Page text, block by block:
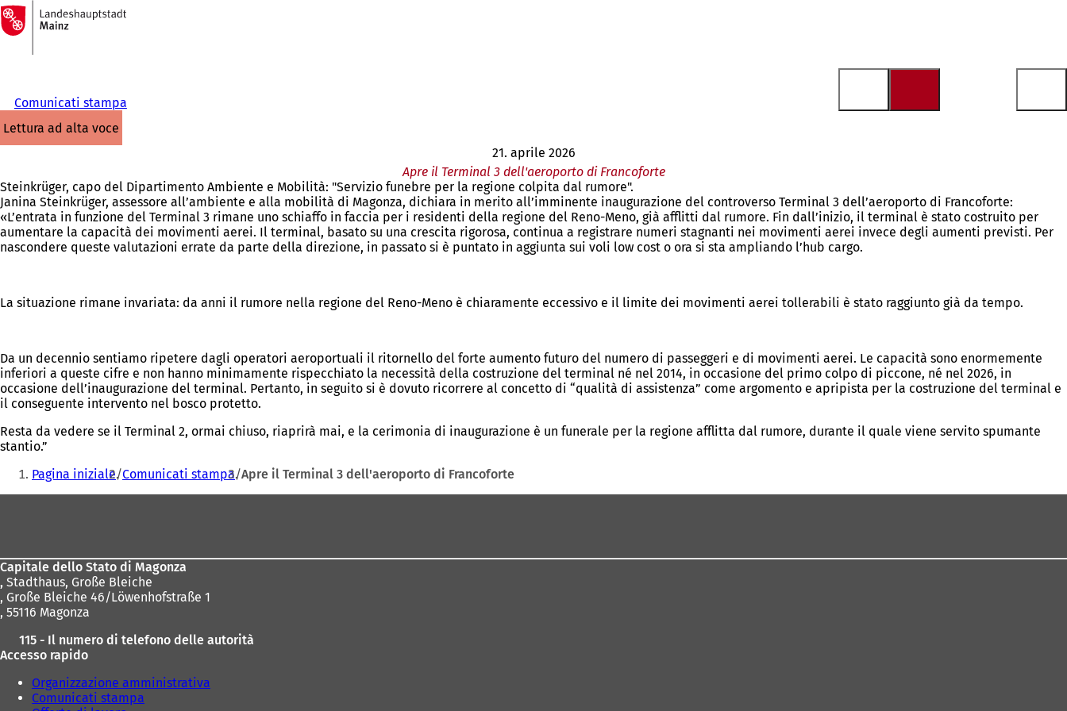
Vai al contenuto
Alla
pagina
iniziale
Comunicati stampa
lettura ad alta voce
21. aprile 2026
Apre il Terminal 3 dell'aeroporto di Francoforte
Steinkrüger, capo del Dipartimento Ambiente e Mobilità: "Servizio funebre per la regione colpita dal rumore".
Janina Steinkrüger, assessore all’ambiente e alla mobilità di Magonza, dichiara in merito all’imminente inaugurazione del controverso Terminal 3 dell’aeroporto di Francoforte:
«L’entrata in funzione del Terminal 3 rimane uno schiaffo in faccia per i residenti della regione del Reno-Meno, già afflitti dal rumore. Fin dall’inizio, il terminal è stato costruito per
aumentare la capacità dei movimenti aerei. Il terminal, basato su una crescita rigorosa, continua a registrare numeri stagnanti nei movimenti aerei invece degli aumenti previsti. Per
nascondere queste valutazioni errate da parte della direzione, in passato si è puntato in aggiunta sui voli low cost o ora si sta ampliando l’hub cargo.
La situazione rimane invariata: da anni il rumore nella regione del Reno-Meno è chiaramente eccessivo e il limite dei movimenti aerei tollerabili è stato raggiunto già da tempo.
Da un decennio sentiamo ripetere dagli operatori aeroportuali il ritornello del forte aumento futuro del numero di passeggeri e di movimenti aerei. Le capacità sono enormemente
inferiori a queste cifre e non hanno minimamente rispecchiato la necessità della costruzione del terminal né nel 2014, in occasione del primo colpo di piccone, né nel 2026, in
occasione dell’inaugurazione del terminal. Pertanto, in seguito si è dovuto ricorrere al concetto di “qualità di assistenza” come argomento e apripista per la costruzione del terminal e
il conseguente intervento nel bosco protetto.
Resta da vedere se il Terminal 2, ormai chiuso, riaprirà mai, e la cerimonia di inaugurazione è un funerale per la regione afflitta dal rumore, durante il quale viene servito spumante
stantio.”
Siete
qui:
Pagina iniziale Comunicati stampa Apre il Terminal 3 dell'aeroporto di Francoforte
Capitale dello Stato di Magonza
, Stadthaus, Große Bleiche
, Große Bleiche 46/Löwenhofstraße 1
, 55116 Magonza
115 - Il numero di telefono delle autorità
Accesso rapido
Organizzazione amministrativa
Comunicati stampa